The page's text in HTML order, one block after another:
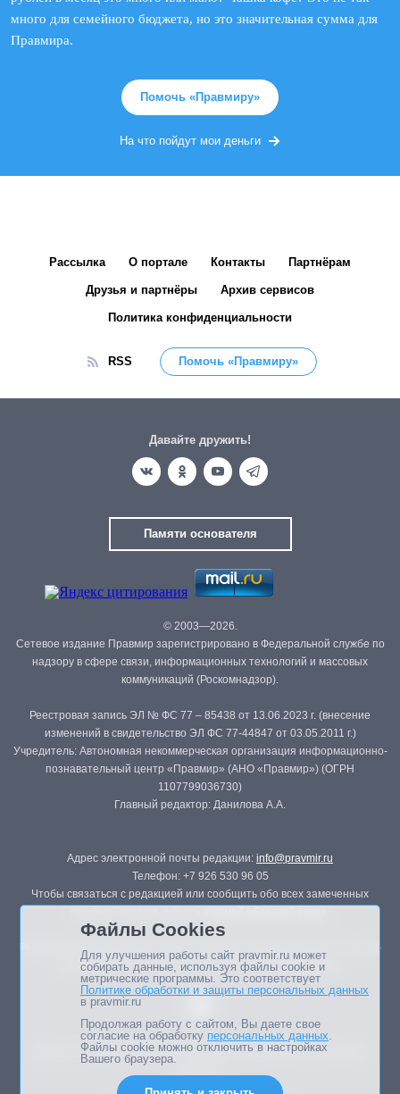
много для семейного бюджета, но это значительная сумма для
Правмира.
Помочь «Правмиру»
На что пойдут мои деньги
Рассылка О портале Контакты Партнёрам
Друзья и партнёры Архив сервисов
Политика конфиденциальности
RSS Помочь «Правмиру»
Давайте дружить!
Памяти основателя
© 2003—2026.
Сетевое издание Правмир зарегистрировано в Федеральной службе по
надзору в сфере связи, информационных технологий и массовых
коммуникаций (Роскомнадзор).
Реестровая запись ЭЛ № ФС 77 – 85438 от 13.06.2023 г. (внесение
изменений в свидетельство ЭЛ ФС 77-44847 от 03.05.2011 г.)
Учредитель: Автономная некоммерческая организация информационно-
познавательный центр «Правмир» (АНО «Правмир») (ОГРН
1107799036730)
Главный редактор: Данилова А.А.
Адрес электронной почты редакции: info@pravmir.ru
Телефон: +7 926 530 96 05
Чтобы связаться с редакцией или сообщить обо всех замеченных
Републикация материалов сайта в печатных изданиях (книгах, прессе)
возможна только с письменного разрешения редакции.
Мнение авторов статей портала может не совпадать с позицией
Файлы Cookies
Для улучшения работы сайт pravmir.ru может
собирать данные, используя файлы cookie и
метрические программы. Это соответствует
Политике обработки и защиты персональных данных
в pravmir.ru
Продолжая работу с сайтом, Вы даете свое
согласие на обработку персональных данных.
Файлы cookie можно отключить в настройках
Вашего браузера.